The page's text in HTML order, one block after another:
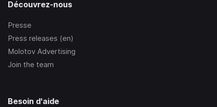
Découvrez-nous
Presse
Press releases (en)
Molotov Advertising
Join the team
Besoin d'aide